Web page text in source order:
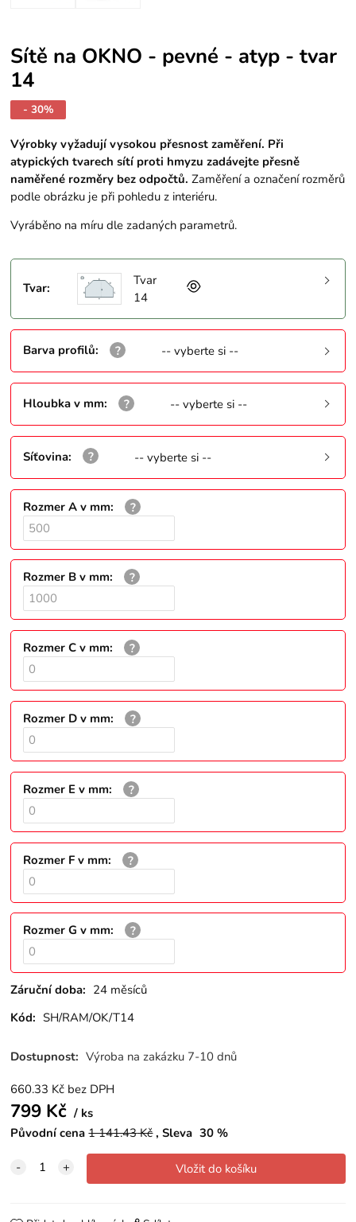
Sítě na OKNO - pevné - atyp - tvar
14
- 30%
Výrobky vyžadují vysokou přesnost zaměření. Při
atypických tvarech sítí proti hmyzu zadávejte přesně
naměřené rozměry bez odpočtů. Zaměření a označení rozměrů
podle obrázku je při pohledu z interiéru.
Vyráběno na míru dle zadaných parametrů.
Tvar:
Tvar
14
Barva profilů: -- vyberte si --
Hloubka v mm: -- vyberte si --
Síťovina: -- vyberte si --
Rozmer A v mm:
Rozmer B v mm:
Rozmer C v mm:
Rozmer D v mm:
Rozmer E v mm:
Rozmer F v mm:
Rozmer G v mm:
Záruční doba: 24 měsíců
Kód: SH/RAM/OK/T14
Dostupnost: Výroba na zakázku 7-10 dnů
660.33 Kč bez DPH
799 Kč
ks
Původní cena 1 141.43Kč Sleva 30 %